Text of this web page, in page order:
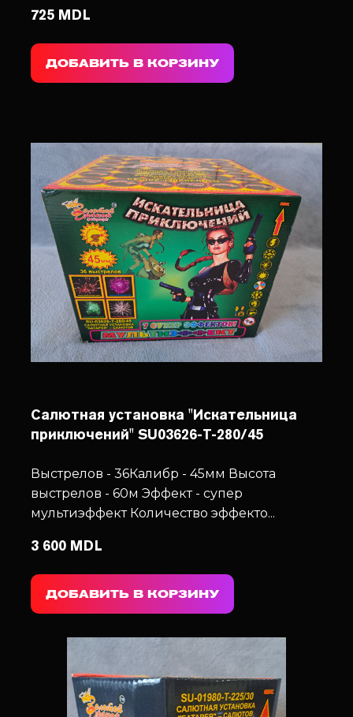
725 MDL
ДОБАВИТЬ В КОРЗИНУ
Салютная установка "Искательница
приключений" SU03626-T-280/45
Выстрелов - 36Калибр - 45мм Высота
выстрелов - 60м Эффект - супер
мультиэффект Количество эффекто...
3 600 MDL
ДОБАВИТЬ В КОРЗИНУ